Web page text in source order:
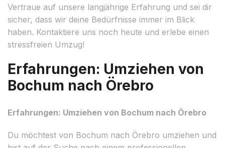
Vertraue auf unsere langjährige Erfahrung und sei dir
sicher, dass wir deine Bedürfnisse immer im Blick
haben. Kontaktiere uns noch heute und erlebe einen
stressfreien Umzug!
Erfahrungen: Umziehen von
Bochum nach Örebro
Erfahrungen: Umziehen von Bochum nach Örebro
Du möchtest von Bochum nach Örebro umziehen und